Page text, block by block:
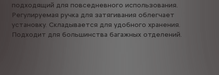
подходящий для повседневного использования.
Регулируемая ручка для затягивания облегчает
установку. Складывается для удобного хранения.
Подходит для большинства багажных отделений.